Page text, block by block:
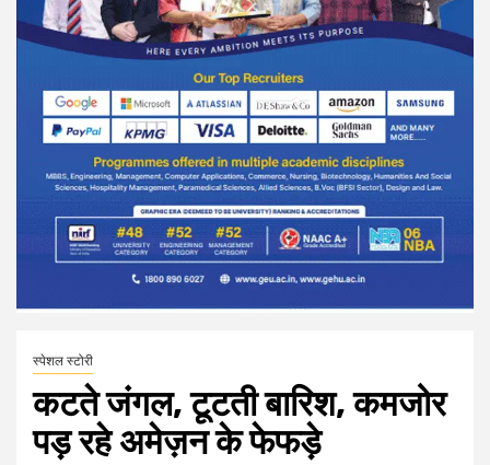
स्पेशल स्टोरी
कटते जंगल, टूटती बारिश, कमजोर
पड़ रहे अमेज़न के फेफड़े